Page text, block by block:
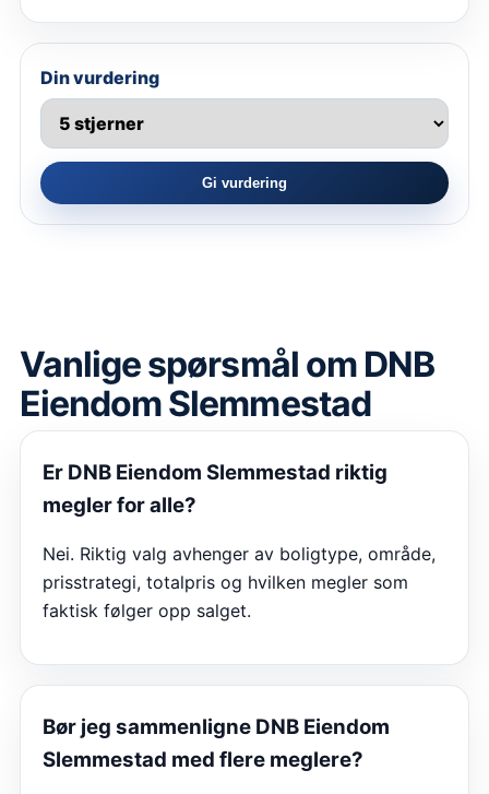
Din vurdering
Gi vurdering
Vanlige spørsmål om DNB
Eiendom Slemmestad
Er DNB Eiendom Slemmestad riktig
megler for alle?
Nei. Riktig valg avhenger av boligtype, område,
prisstrategi, totalpris og hvilken megler som
faktisk følger opp salget.
Bør jeg sammenligne DNB Eiendom
Slemmestad med flere meglere?